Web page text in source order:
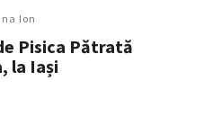
Ion
Pisica Pătrată
la Iași